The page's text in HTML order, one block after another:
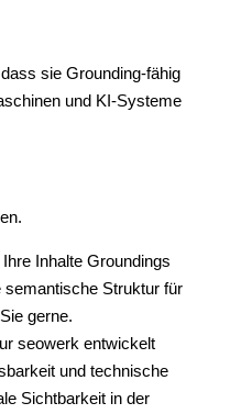
sie Grounding-fähig
und KI-Systeme
Inhalte Groundings
semantische Struktur für
gerne.
seowerk entwickelt
und technische
Sichtbarkeit in der